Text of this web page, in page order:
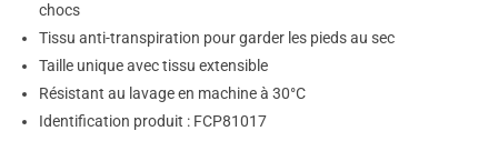
chocs
Tissu anti-transpiration pour garder les pieds au sec
Taille unique avec tissu extensible
Résistant au lavage en machine à 30°C
Identification produit : FCP81017